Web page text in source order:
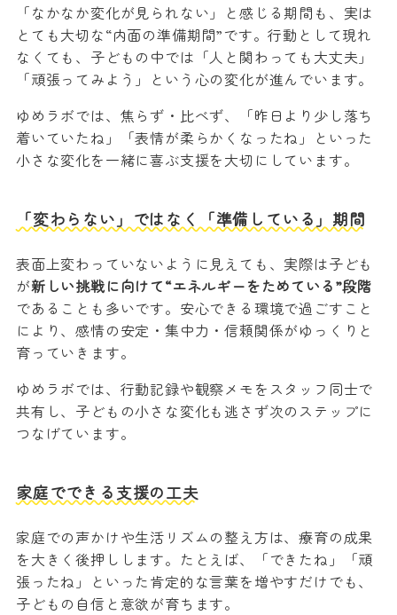
「なかなか変化が見られない」と感じる期間も、実は
とても大切な“内面の準備期間”です。行動として現れ
なくても、子どもの中では「人と関わっても大丈夫」
「頑張ってみよう」という心の変化が進んでいます。
ゆめラボでは、焦らず・比べず、「昨日より少し落ち
着いていたね」「表情が柔らかくなったね」といった
小さな変化を一緒に喜ぶ支援を大切にしています。
「変わらない」ではなく「準備している」期間
表面上変わっていないように見えても、実際は子ども
が新しい挑戦に向けて“エネルギーをためている”段階
であることも多いです。安心できる環境で過ごすこと
により、感情の安定・集中力・信頼関係がゆっくりと
育っていきます。
ゆめラボでは、行動記録や観察メモをスタッフ同士で
共有し、子どもの小さな変化も逃さず次のステップに
つなげています。
家庭でできる支援の工夫
家庭での声かけや生活リズムの整え方は、療育の成果
を大きく後押しします。たとえば、「できたね」「頑
張ったね」といった肯定的な言葉を増やすだけでも、
子どもの自信と意欲が育ちます。